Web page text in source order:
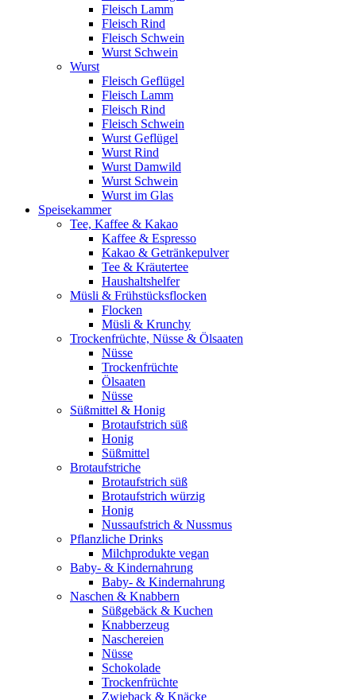
Fleisch Lamm
Fleisch Rind
Fleisch Schwein
Wurst Schwein
Wurst
Fleisch Geflügel
Fleisch Lamm
Fleisch Rind
Fleisch Schwein
Wurst Geflügel
Wurst Rind
Wurst Damwild
Wurst Schwein
Wurst im Glas
Speisekammer
Tee, Kaffee & Kakao
Kaffee & Espresso
Kakao & Getränkepulver
Tee & Kräutertee
Haushaltshelfer
Müsli & Frühstücksflocken
Flocken
Müsli & Krunchy
Trockenfrüchte, Nüsse & Ölsaaten
Nüsse
Trockenfrüchte
Ölsaaten
Nüsse
Süßmittel & Honig
Brotaufstrich süß
Honig
Süßmittel
Brotaufstriche
Brotaufstrich süß
Brotaufstrich würzig
Honig
Nussaufstrich & Nussmus
Pflanzliche Drinks
Milchprodukte vegan
Baby- & Kindernahrung
Baby- & Kindernahrung
Naschen & Knabbern
Süßgebäck & Kuchen
Knabberzeug
Naschereien
Nüsse
Schokolade
Trockenfrüchte
Zwieback & Knäcke